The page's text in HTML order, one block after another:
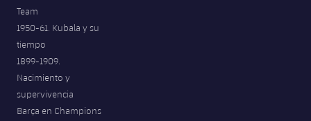
Team
1950-61. Kubala y su
tiempo
1899-1909.
Nacimiento y
supervivencia
Barça en Champions